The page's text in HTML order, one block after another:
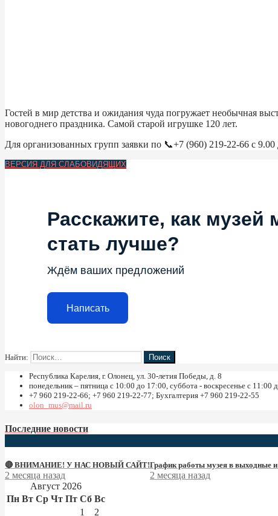
Гостей в мир детства и ожидания чуда погружает необычная
новогоднего праздника. Самой старой игрушке 120 лет.
Для организованных групп заявки по 📞+7 (960) 219-22-66 с
ВЕРСИЯ ДЛЯ СЛАБОВИДЯЩИХ
Расскажите, как музей
стать лучше?
Ждём ваших предложений
Написать
Найти:
Республика Карелия, г. Олонец, ул. 30-летия Победы, д. 8
понедельник – пятница с 10:00 до 17:00, суббота - воскресенье с 11:00
+7 960 219-22-66; +7 960 219-22-77; Бухгалтерия +7 960 219-22-55
olon_mus@mail.ru
Последние новости
🔴 ВНИМАНИЕ! У НАС НОВЫЙ САЙТ!
2 месяца назад
График работы музея в выходные
2 месяца назад
Август 2026
Пн Вт Ср Чт Пт Сб Вс
1
2